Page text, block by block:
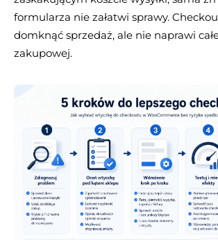
formularza nie załatwi sprawy.
domknąć sprzedaż, ale nie naprawi
zakupowej.